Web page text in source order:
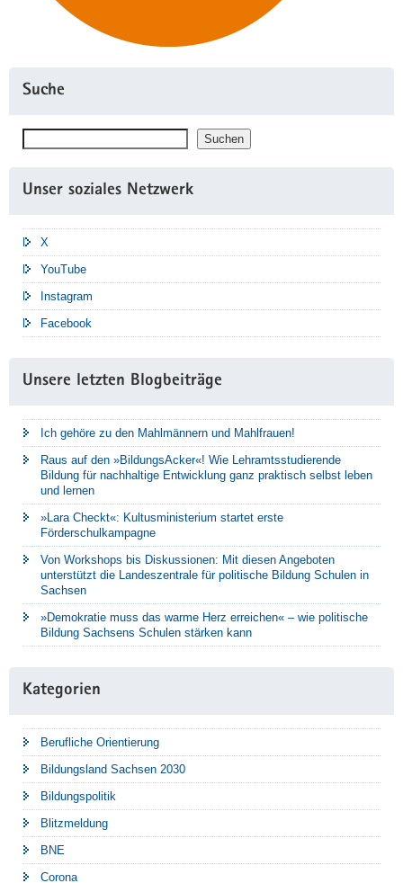
Suche
Suchen
Unser soziales Netzwerk
X
YouTube
Instagram
Facebook
Unsere letzten Blogbeiträge
Ich gehöre zu den Mahlmännern und Mahlfrauen!
Raus auf den »BildungsAcker«! Wie Lehramtsstudierende
Bildung für nachhaltige Entwicklung ganz praktisch selbst leben
und lernen
»Lara Checkt«: Kultusministerium startet erste
Förderschulkampagne
Von Workshops bis Diskussionen: Mit diesen Angeboten
unterstützt die Landeszentrale für politische Bildung Schulen in
Sachsen
»Demokratie muss das warme Herz erreichen« – wie politische
Bildung Sachsens Schulen stärken kann
Kategorien
Berufliche Orientierung
Bildungsland Sachsen 2030
Bildungspolitik
Blitzmeldung
BNE
Corona